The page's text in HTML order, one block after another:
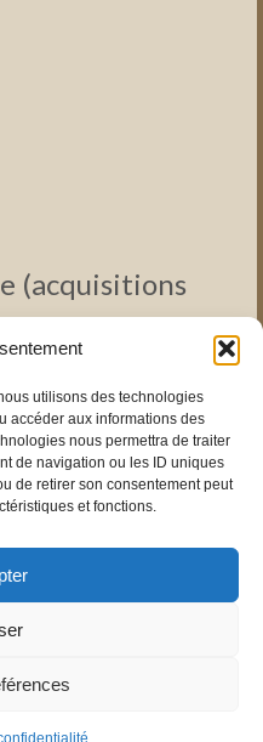
utilisons des technologies
accéder aux informations des
nous permettra de traiter
de navigation ou les ID uniques
de retirer son consentement peut
et fonctions.
(acquisitions